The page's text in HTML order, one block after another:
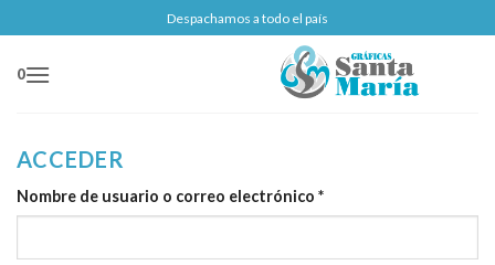
al
contenido
Despachamos a todo el país
0
ACCEDER
Nombre de usuario o correo electrónico *Obligatorio